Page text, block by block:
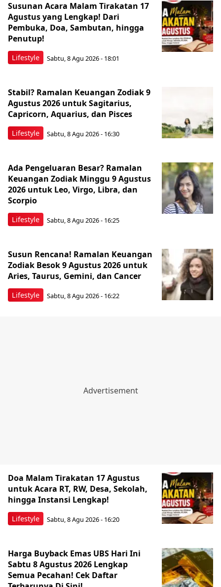
Lifestyle
Susunan Acara Malam Tirakatan 17
Agustus yang Lengkap! Dari
Pembuka, Doa, Sambutan, hingga
Penutup!
Sabtu, 8 Agu 2026 - 18:01
Lifestyle
Stabil? Ramalan Keuangan Zodiak 9
Agustus 2026 untuk Sagitarius,
Capricorn, Aquarius, dan Pisces
Sabtu, 8 Agu 2026 - 16:30
Lifestyle
Ada Pengeluaran Besar? Ramalan
Keuangan Zodiak Minggu 9 Agustus
2026 untuk Leo, Virgo, Libra, dan
Scorpio
Sabtu, 8 Agu 2026 - 16:25
Lifestyle
Susun Rencana! Ramalan Keuangan
Zodiak Besok 9 Agustus 2026 untuk
Aries, Taurus, Gemini, dan Cancer
Sabtu, 8 Agu 2026 - 16:22
Lifestyle
Doa Malam Tirakatan 17 Agustus
untuk Acara RT, RW, Desa, Sekolah,
hingga Instansi Lengkap!
Sabtu, 8 Agu 2026 - 16:20
Harga Buyback Emas UBS Hari Ini
Sabtu 8 Agustus 2026 Lengkap
Semua Pecahan! Cek Daftar